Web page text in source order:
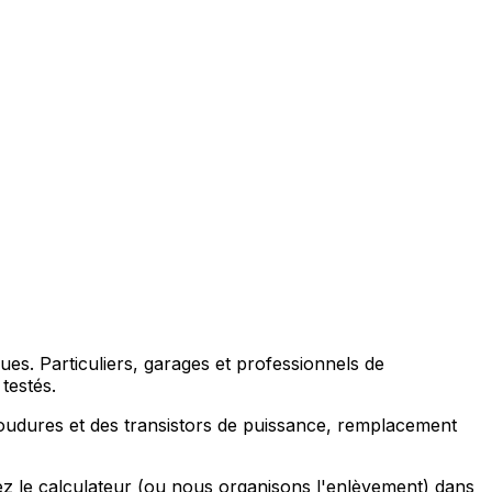
Particuliers, garages et professionnels de
et des transistors de puissance, remplacement
le calculateur (ou nous organisons l'enlèvement) dans